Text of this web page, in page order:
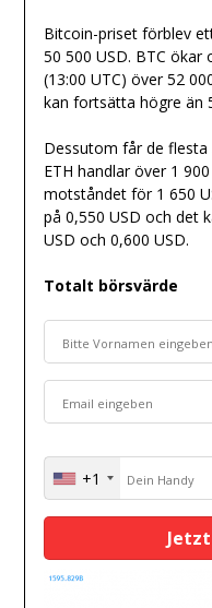
Bitcoin-priset förblev
50 500 USD. BTC ökar
(13:00 UTC) över 52
kan fortsätta högre än
Dessutom får de
ETH handlar över 1
motståndet för 1 650
på 0,550 USD och det
USD och 0,600 USD.
Totalt börsvärde
United
States
+1